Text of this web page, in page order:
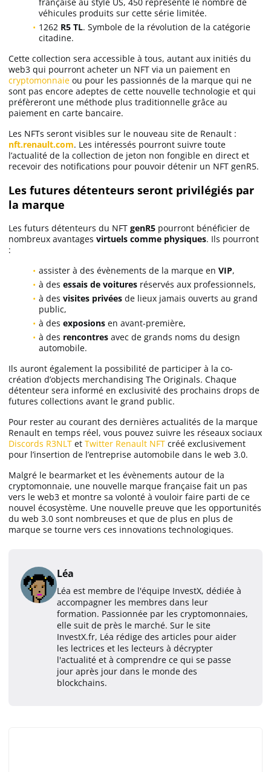
véhicules produits sur cette série limitée.
1262 R5 TL. Symbole de la révolution de la catégorie
citadine.
Cette collection sera accessible à tous, autant aux initiés du
web3 qui pourront acheter un NFT via un paiement en
cryptomonnaie ou pour les passionnés de la marque qui ne
sont pas encore adeptes de cette nouvelle technologie et qui
préfèreront une méthode plus traditionnelle grâce au
paiement en carte bancaire.
Les NFTs seront visibles sur le nouveau site de Renault :
nft.renault.com. Les intéressés pourront suivre toute
l’actualité de la collection de jeton non fongible en direct et
recevoir des notifications pour pouvoir détenir un NFT genR5.
Les futures détenteurs seront privilégiés par
la marque
Les futurs détenteurs du NFT genR5 pourront bénéficier de
nombreux avantages virtuels comme physiques. Ils pourront
:
assister à des évènements de la marque en VIP,
à des essais de voitures réservés aux professionnels,
à des visites privées de lieux jamais ouverts au grand
public,
à des exposions en avant-première,
à des rencontres avec de grands noms du design
automobile.
Ils auront également la possibilité de participer à la co-
création d’objects merchandising The Originals. Chaque
détenteur sera informé en exclusivité des prochains drops de
futures collections avant le grand public.
Pour rester au courant des dernières actualités de la marque
Renault en temps réel, vous pouvez suivre les réseaux sociaux
Discords R3NLT et Twitter Renault NFT créé exclusivement
pour l’insertion de l’entreprise automobile dans le web 3.0.
Malgré le bearmarket et les évènements autour de la
cryptomonnaie, une nouvelle marque française fait un pas
vers le web3 et montre sa volonté à vouloir faire parti de ce
nouvel écosystème. Une nouvelle preuve que les opportunités
du web 3.0 sont nombreuses et que de plus en plus de
marque se tourne vers ces innovations technologiques.
Léa
Léa est membre de l'équipe InvestX, dédiée à
accompagner les membres dans leur
formation. Passionnée par les cryptomonnaies,
elle suit de près le marché. Sur le site
InvestX.fr, Léa rédige des articles pour aider
les lectrices et les lecteurs à décrypter
l'actualité et à comprendre ce qui se passe
jour après jour dans le monde des
blockchains.